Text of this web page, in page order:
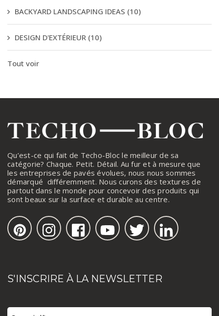
BACKYARD LANDSCAPING IDEAS (10)
DESIGN D'EXTÉRIEUR (10)
Tout voir
Qu’est-ce qui fait de Techo-Bloc le meilleur de sa
catégorie? Chaque. Petit. Détail. Au fur et à mesure que
les entreprises de pavés évolues, nous nous sommes
démarqué différemment. Nous curons des textures de
partout dans le monde pour concevoir des produits qui
sont beaux sur la surface et durable au centre.
S'INSCRIRE À LA NEWSLETTER